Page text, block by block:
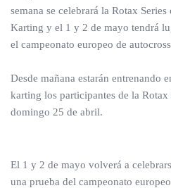
semana se celebrará la Rotax
Karting y el 1 y 2 de mayo tendrá
el campeonato europeo de
Desde mañana estarán entrenando
karting los participantes de la Rotax
domingo 25 de abril.
El 1 y 2 de mayo volverá a
una prueba del campeonato